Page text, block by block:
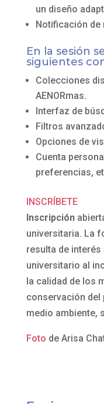
un diseño
Notificación de
En la sesión
siguientes
Colecciones
AENORmas.
Interfaz de
Filtros
Opciones de
Cuenta
preferencias,
INSCRÍBETE
Inscripción
universitaria. La
resulta de
universitario al
la calidad de los
conservación del
medio ambiente,
Foto de Arisa